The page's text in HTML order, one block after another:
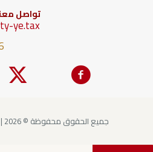
تواصل
ye.tax
جميع الحقوق محفوظة © 2026 | مصلحة الضرائب اليمنية